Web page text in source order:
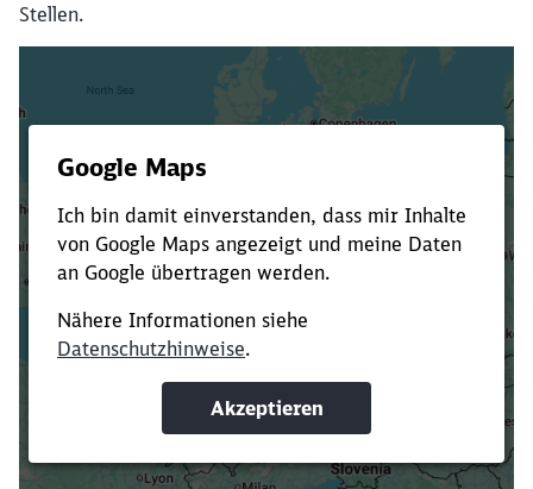
Stellen.
Verkürze die Ladezeit, indem du Suchbegriffe
oder Filter hinzufügst.
Suchbegriffe eingeben